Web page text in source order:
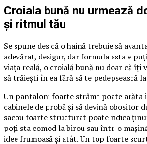
Croiala bună nu urmează
și ritmul tău
Se spune des că o haină trebuie să
adevărat, desigur, dar formula asta e
viața reală, o croială bună nu doar că îți
să trăiești în ea fără să te pedepsească
Un pantaloni foarte strâmt poate arăta
cabinele de probă și să devină obositor
sacou foarte structurat poate ridica
poți sta comod la birou sau într-o
idee frumoasă și atât. Un top foarte